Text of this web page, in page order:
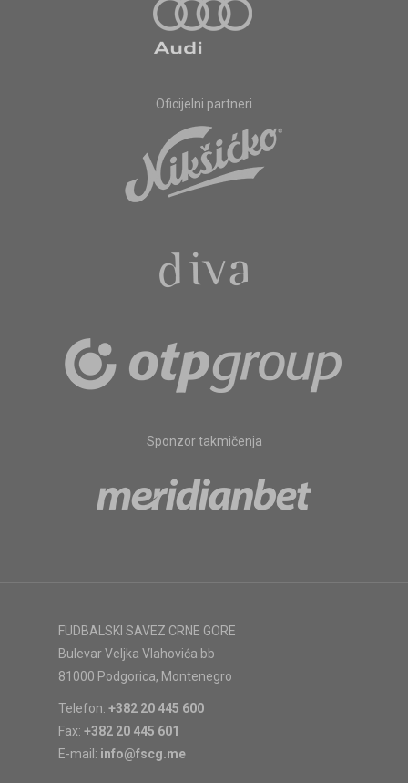
Oficijelni partneri
Sponzor takmičenja
FUDBALSKI SAVEZ CRNE GORE
Bulevar Veljka Vlahovića bb
81000 Podgorica, Montenegro
Telefon: +382 20 445 600
Fax: +382 20 445 601
E-mail: info@fscg.me